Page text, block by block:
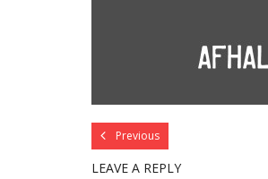
Previous
LEAVE A REPLY